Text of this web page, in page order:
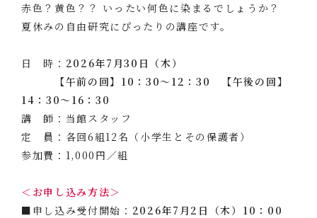
赤色？黄色？？ いったい何色に染まるでしょうか？
夏休みの自由研究にぴったりの講座です。
日 時： 2026年7月30日（木）
【午前の回】10：30～12：30 【午後の回】
14：30～16：30
講 師：当館スタッフ
定 員：各回6組12名（小学生とその保護者）
参加費：1,000円／組
＜お申し込み方法＞
■申し込み受付開始： 2026年7月2日（木）10：00